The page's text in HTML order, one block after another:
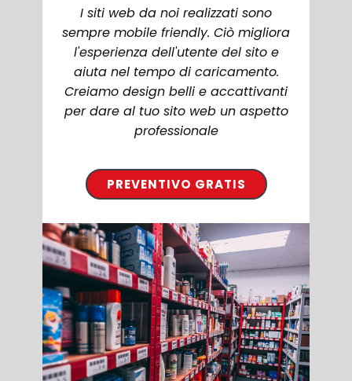
I siti web da noi realizzati sono
sempre mobile friendly. Ciò migliora
l'esperienza dell'utente del sito e
aiuta nel tempo di caricamento.
Creiamo design belli e accattivanti
per dare al tuo sito web un aspetto
professionale
PREVENTIVO GRATIS